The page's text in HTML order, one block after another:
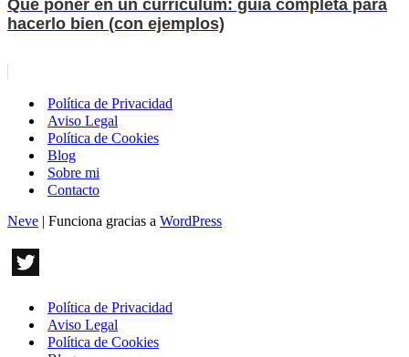
Qué poner en un currículum: guía completa para
hacerlo bien (con ejemplos)
Política de Privacidad
Aviso Legal
Política de Cookies
Blog
Sobre mi
Contacto
Neve | Funciona gracias a WordPress
Política de Privacidad
Aviso Legal
Política de Cookies